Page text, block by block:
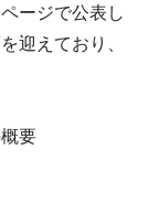
ージで公表し
迎えており、
要